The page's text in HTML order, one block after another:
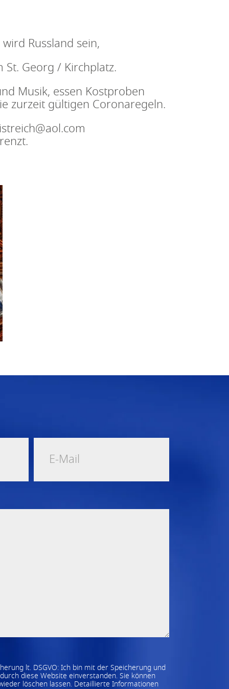
Russland sein,
Georg / Kirchplatz.
Musik, essen Kostproben
zurzeit gültigen Coronaregeln.
lt. DSGVO: Ich bin mit der Speicherung und
diese Website einverstanden. Sie können
löschen lassen. Detaillierte Informationen